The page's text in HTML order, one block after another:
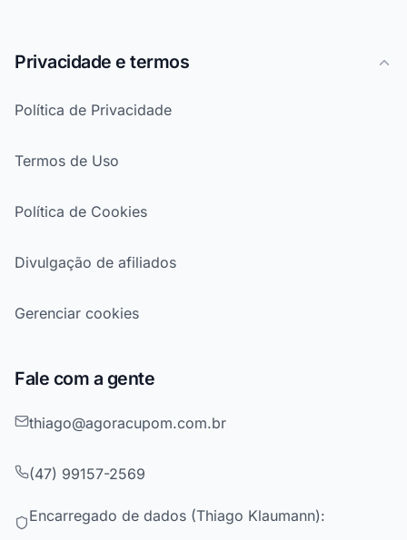
Privacidade e termos
Política de Privacidade
Termos de Uso
Política de Cookies
Divulgação de afiliados
Gerenciar cookies
Fale com a gente
thiago@agoracupom.com.br
(47) 99157-2569
Encarregado de dados (Thiago Klaumann):